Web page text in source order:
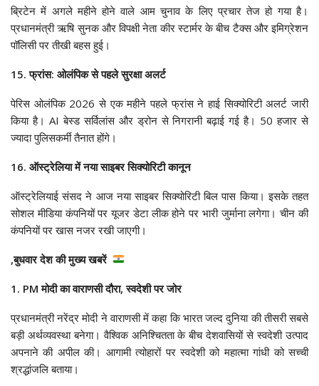
ब्रिटेन में अगले महीने होने वाले आम चुनाव के लिए प्रचार तेज हो गया है।
प्रधानमंत्री ऋषि सुनक और विपक्षी नेता कीर स्टार्मर के बीच टैक्स और इमिग्रेशन
पॉलिसी पर तीखी बहस हुई।
15. फ्रांस: ओलंपिक से पहले सुरक्षा अलर्ट
पेरिस ओलंपिक 2026 से एक महीने पहले फ्रांस ने हाई सिक्योरिटी अलर्ट जारी
किया है। AI बेस्ड सर्विलांस और ड्रोन से निगरानी बढ़ाई गई है। 50 हजार से
ज्यादा पुलिसकर्मी तैनात होंगे।
16. ऑस्ट्रेलिया में नया साइबर सिक्योरिटी कानून
ऑस्ट्रेलियाई संसद ने आज नया साइबर सिक्योरिटी बिल पास किया। इसके तहत
सोशल मीडिया कंपनियों पर यूजर डेटा लीक होने पर भारी जुर्माना लगेगा। चीन की
कंपनियों पर खास नजर रखी जाएगी।
,बुधवार देश की मुख्य खबरें
1. PM मोदी का वाराणसी दौरा, स्वदेशी पर जोर
प्रधानमंत्री नरेंद्र मोदी ने वाराणसी में कहा कि भारत जल्द दुनिया की तीसरी सबसे
बड़ी अर्थव्यवस्था बनेगा। वैश्विक अनिश्चितता के बीच देशवासियों से स्वदेशी उत्पाद
अपनाने की अपील की। आगामी त्योहारों पर स्वदेशी को महात्मा गांधी को सच्ची
श्रद्धांजलि बताया।